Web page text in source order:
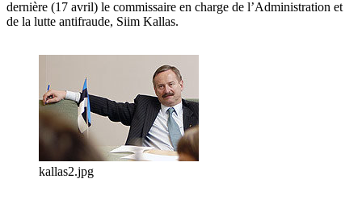
dernière (17 avril) le commissaire en charge de l’Administration et
de la lutte antifraude, Siim Kallas.
kallas2.jpg